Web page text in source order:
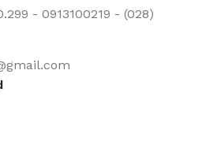
- 0913100219 - (028)